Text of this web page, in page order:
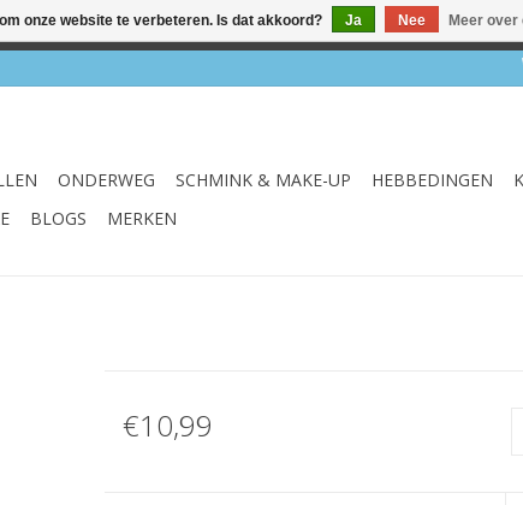
ONDERWEG SCHMINK & MAKE-UP HEBBEDINGEN
BLOGS MERKEN
€10,99
onze website te verbeteren. Is dat akkoord? Ja Nee Meer over
✔ Gratis verzenden vanaf €75 ✔ Levertijd 1-3